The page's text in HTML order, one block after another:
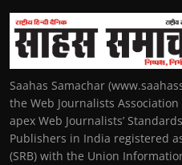
Saahas Samachar
the Web Journalists
apex Web Journalists’
Publishers in India registered
(SRB) with the Union